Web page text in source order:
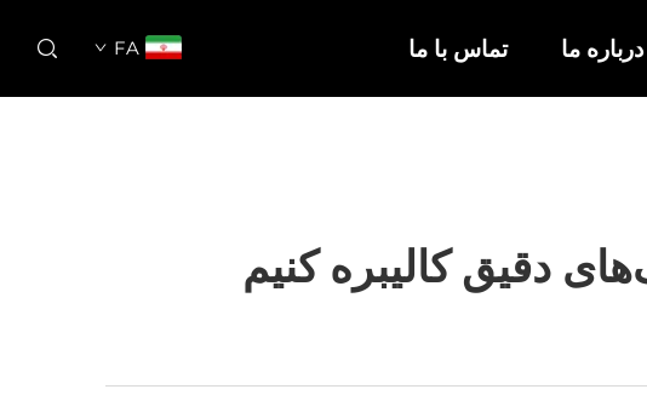
درباره ما تماس با ما FA
دقیق کالیبره کنیم